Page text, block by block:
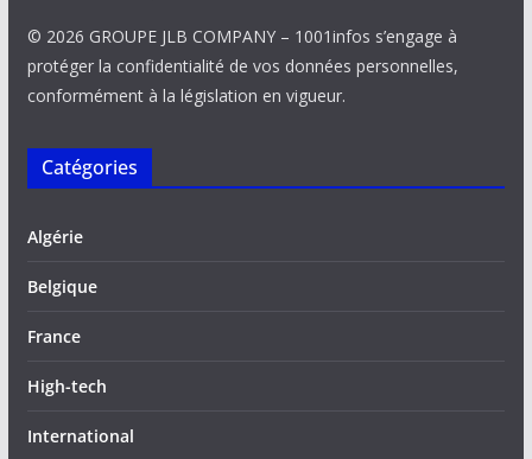
© 2026 GROUPE JLB COMPANY – 1001infos s’engage à
protéger la confidentialité de vos données personnelles,
conformément à la législation en vigueur.
Catégories
Algérie
Belgique
France
High-tech
International